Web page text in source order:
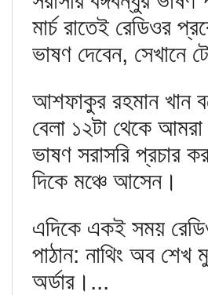
মার্চ রাতেই রেডিওর
ভাষণ দেবেন, সেখানে
আশফাকুর রহমান খান
বেলা ১২টা থেকে
ভাষণ সরাসরি প্রচার
দিকে মঞ্চে আসেন।
এদিকে একই সময়
পাঠান: নাথিং অব
অর্ডার।...